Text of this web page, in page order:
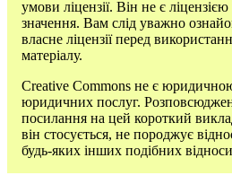
умови ліцензії. Він не є
значення. Вам слід уважно
власне ліцензії перед
матеріалу.
Creative Commons не є
юридичних послуг.
посилання на цей короткий
він стосується, не породжує
будь-яких інших подібних